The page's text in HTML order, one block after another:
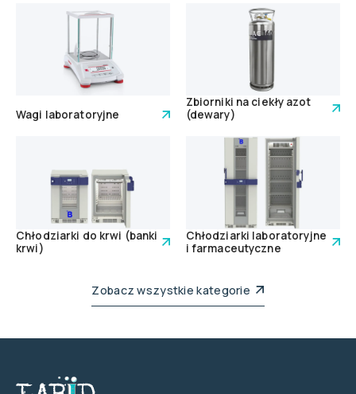
Wagi laboratoryjne
Zbiorniki na ciekły azot
(dewary)
Chłodziarki do krwi (banki
krwi)
Chłodziarki laboratoryjne
i farmaceutyczne
Zobacz wszystkie kategorie